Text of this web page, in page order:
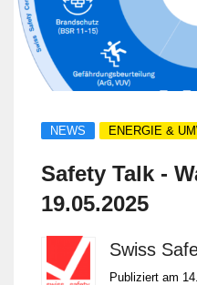
NEWS ENERGIE &
Safety Talk -
19.05.2025
Swiss
Publiziert am